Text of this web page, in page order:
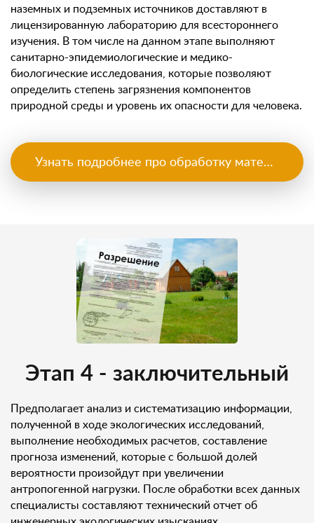
наземных и подземных источников доставляют в
лицензированную лабораторию для всестороннего
изучения. В том числе на данном этапе выполняют
санитарно-эпидемиологические и медико-
биологические исследования, которые позволяют
определить степень загрязнения компонентов
природной среды и уровень их опасности для человека.
Узнать подробнее про обработку материалов
Этап 4 - заключительный
Предполагает анализ и систематизацию информации,
полученной в ходе экологических исследований,
выполнение необходимых расчетов, составление
прогноза изменений, которые с большой долей
вероятности произойдут при увеличении
антропогенной нагрузки. После обработки всех данных
специалисты составляют технический отчет об